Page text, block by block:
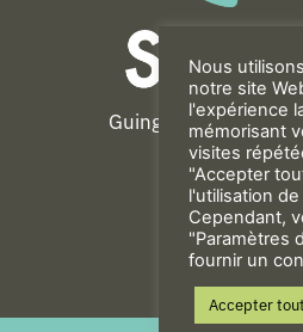
Guingamp-Paimpol
11 rue de la
22200
02 96 40
Nous
notre site
l'expérience
mémorisant
visites
"Accepter
l'utilisation
Cependant,
"Paramètres
fournir un
Accepter tout